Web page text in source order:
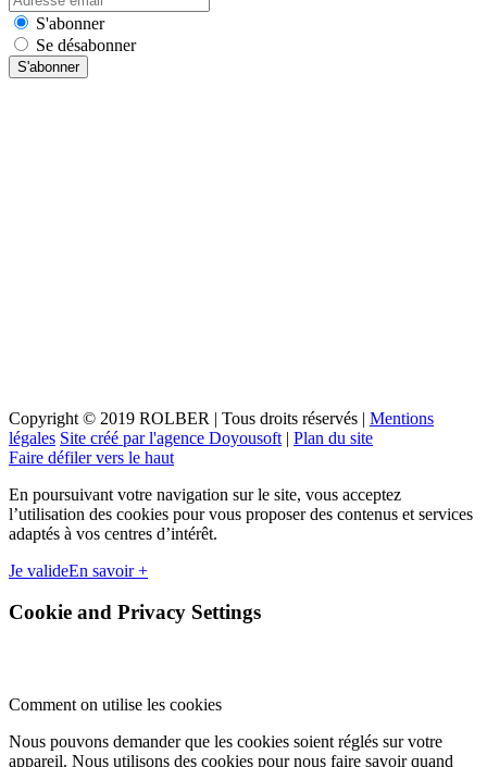
S'abonner
Se désabonner
Copyright © 2019 ROLBER | Tous droits réservés | Mentions
légales Site créé par l'agence Doyousoft | Plan du site
Faire défiler vers le haut
En poursuivant votre navigation sur le site, vous acceptez
l’utilisation des cookies pour vous proposer des contenus et services
adaptés à vos centres d’intérêt.
Je valideEn savoir +
Cookie and Privacy Settings
Comment on utilise les cookies
Nous pouvons demander que les cookies soient réglés sur votre
appareil. Nous utilisons des cookies pour nous faire savoir quand